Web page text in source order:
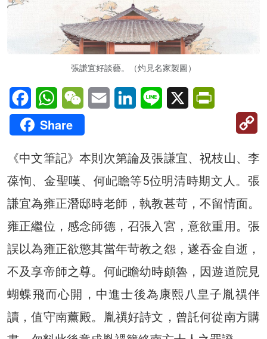
張謙宜好談藝。（灼見名家製圖）
FacebookWhatsAppWeChatEmail LinkedInLine X
Share
《中文筆記》本則次第論及張謙宜、祝枝山、李
葆恂、金聖嘆、何屺瞻等5位明清時期文人。張
謙宜為雍正潛邸時老師，執教甚苛，不留情面。
雍正繼位，感念師德，召張入宮，意欲重用。張
誤以為雍正欲懲其當年苛教之怨，遂吞金自逝，
不及享帝師之尊。何屺瞻幼時頗魯，因遊道院見
蝴蝶飛而心開，中進士後為康熙八皇子胤禩伴
讀，值守南薰殿。胤禩好詩文，曾託何從南方購